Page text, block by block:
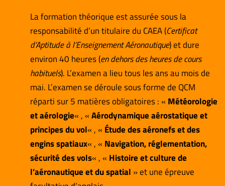
La formation théorique est assurée sous la
responsabilité d’un titulaire du CAEA (Certificat
d’Aptitude à l’Enseignement Aéronautique) et dure
environ 40 heures (en dehors des heures de cours
habituels). L’examen a lieu tous les ans au mois de
mai. L’examen se déroule sous forme de QCM
réparti sur 5 matières obligatoires : « Météorologie
et aérologie« , «Aérodynamique aérostatique et
principes du vol« , « Étude des aéronefs et des
engins spatiaux« , « Navigation, réglementation,
sécurité des vols« , « Histoire et culture de
l’aéronautique et du spatial » et une épreuve